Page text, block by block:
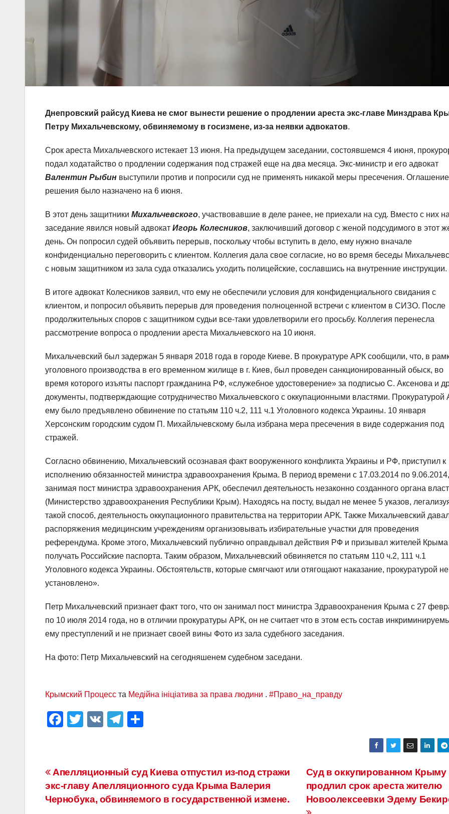
Днепровский райсуд Киева не смог вынести решение о продлении ареста экс-главе Минздрава
Петру Михальчевскому, обвиняемому в госизмене, из-за неявки адвокатов.
Срок ареста Михальчевского истекает 13 июня. На предыдущем заседании, состоявшемся 4 июня,
подал ходатайство о продлении содержания под стражей еще на два месяца. Экс-министр и его адвокат
Валентин Рыбин выступили против и попросили суд не применять никакой меры пресечения. Оглашение
решения было назначено на 6 июня.
В этот день защитники Михальчевского, участвовавшие в деле ранее, не приехали на суд. Вместо с них
заседание явился новый адвокат Игорь Колесников, заключивший договор с женой подсудимого в этот
день. Он попросил судей объявить перерыв, поскольку чтобы вступить в дело, ему нужно вначале
конфиденциально переговорить с клиентом. Коллегия дала свое согласие, но во время беседы
с новым защитником из зала суда отказались уходить полицейские, сославшись на внутренние инструкции.
В итоге адвокат Колесников заявил, что ему не обеспечили условия для конфиденциального свидания с
клиентом, и попросил объявить перерыв для проведения полноценной встречи с клиентом в СИЗО. После
продолжительных споров с защитником судьи все-таки удовлетворили его просьбу. Коллегия перенесла
рассмотрение вопроса о продлении ареста Михальчевского на 10 июня.
Михальчевский был задержан 5 января 2018 года в городе Киеве. В прокуратуре АРК сообщили, что, в
уголовного производства в его временном жилище в г. Киев, был проведен санкционированный обыск, во
время которого изъяты паспорт гражданина РФ, «служебное удостоверение» за подписью С. Аксенова и
документы, подтверждающие сотрудничество Михальчевского с оккупационными властями. Прокуратурой
ему было предъявлено обвинение по статьям 110 ч.2, 111 ч.1 Уголовного кодекса Украины. 10 января
Херсонским городским судом П. Михайльчевскому была избрана мера пресечения в виде содержания под
стражей.
Согласно обвинению, Михальчевский осознавая факт вооруженного конфликта Украины и РФ, приступил к
исполнению обязанностей министра здравоохранения Крыма. В период времени с 17.03.2014 по 9.06.2014,
занимая пост министра здравоохранения АРК, обеспечил деятельность незаконно созданного органа
(Министерство здравоохранения Республики Крым). Находясь на посту, выдал не менее 5 указов,
такой способ, деятельность оккупационного правительства на территории АРК. Также Михальчевский
распоряжения медицинским учреждениям организовывать избирательные участки для проведения
референдума. Кроме этого, Михальчевский публично оправдывал действия РФ и призывал жителей Крыма
получать Российские паспорта. Таким образом, Михальчевский обвиняется по статьям 110 ч.2, 111 ч.1
Уголовного кодекса Украины. Обстоятельств, которые смягчают или отягощают наказание, прокуратурой не
установлено».
Петр Михальчевский признает факт того, что он занимал пост министра Здравоохранения Крыма с 27
по 10 июля 2014 года, но в отличии прокуратуры АРК, он не считает что в этом есть состав
ему преступлений и не признает своей вины Фото из зала судебного заседания.
На фото: Петр Михальчевский на сегодняшенем судебном заседани.
Крымский Процесс та Медійна ініціатива за права людини . #Право_на_правду
F
e
b
o
T
er
V
T
gr
a
m
а
в
и
Навигация
по
Суд в оккупированном Крыму
продлил срок ареста жителю
Новоолексеевки Эдему
Апелляционный суд Киева отпустил из-под стражи
экс-главу Апелляционного суда Крыма Валерия
Чернобука, обвиняемого в государственной измене.